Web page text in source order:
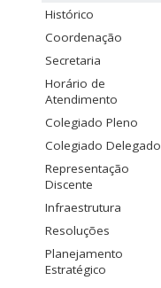
Histórico
Coordenação
Secretaria
Horário de
Atendimento
Colegiado Pleno
Colegiado Delegado
Representação
Discente
Infraestrutura
Resoluções
Planejamento
Estratégico